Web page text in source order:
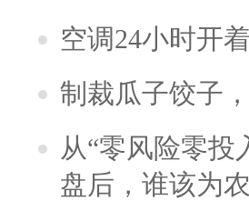
空调24小时开
制裁瓜子饺子
从“零风险零投
盘后，谁该为